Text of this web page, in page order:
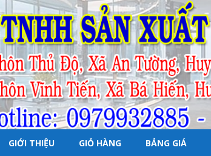
GIỚI THIỆU GIỎ HÀNG BẢNG GIÁ